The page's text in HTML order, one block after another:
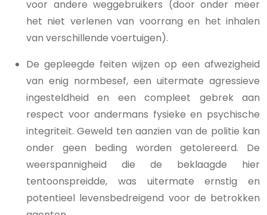
voor andere weggebruikers (door onder meer
het niet verlenen van voorrang en het inhalen
van verschillende voertuigen).
De gepleegde feiten wijzen op een afwezigheid
van enig normbesef, een uitermate agressieve
ingesteldheid en een compleet gebrek aan
respect voor andermans fysieke en psychische
integriteit. Geweld ten aanzien van de politie kan
onder geen beding worden getolereerd. De
weerspannigheid die de beklaagde hier
tentoonspreidde, was uitermate ernstig en
potentieel levensbedreigend voor de betrokken